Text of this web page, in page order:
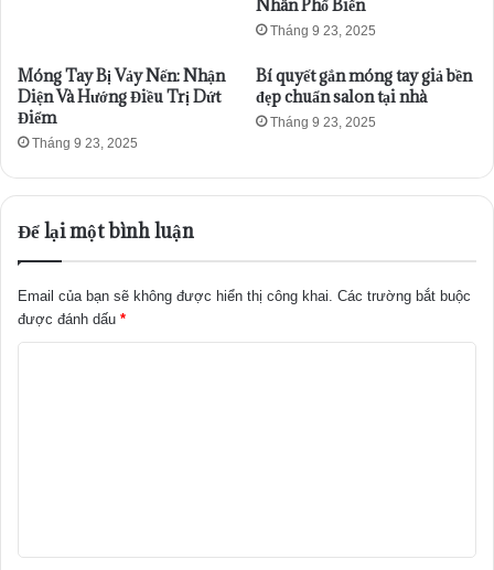
Nhân Phổ Biến
Tháng 9 23, 2025
Móng Tay Bị Vảy Nến: Nhận
Diện Và Hướng Điều Trị Dứt
Điểm
Tháng 9 23, 2025
Bí quyết gắn móng tay giả bền
đẹp chuẩn salon tại nhà
Tháng 9 23, 2025
Để lại một bình luận
Email của bạn sẽ không được hiển thị công khai. Các trường bắt buộc
được đánh dấu *
ậ